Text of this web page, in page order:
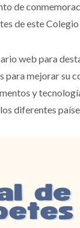
de
de este
web para
para mejorar su
y
diferentes